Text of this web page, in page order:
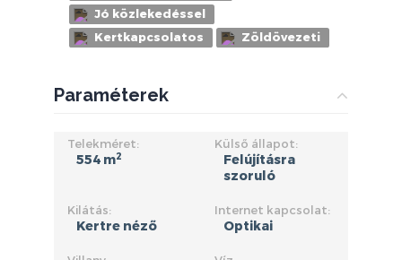
Jó közlekedéssel
Kertkapcsolatos
Zöldövezeti
Paraméterek
Telekméret:
554 m2
Külső állapot:
Felújításra
szoruló
Kilátás:
Kertre néző
Internet kapcsolat:
Optikai